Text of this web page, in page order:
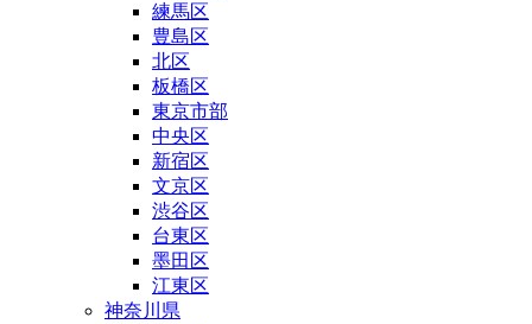
練馬区
豊島区
北区
板橋区
東京市部
中央区
新宿区
文京区
渋谷区
台東区
墨田区
江東区
神奈川県